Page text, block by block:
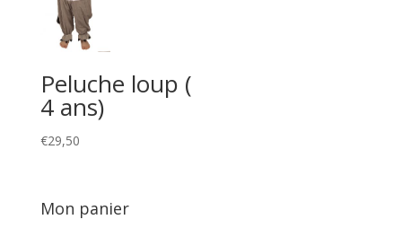
Peluche loup (
4 ans)
€29,50
Mon panier